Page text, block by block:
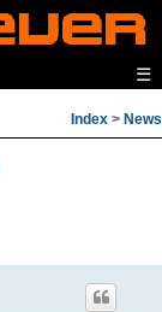
☰
Index > News